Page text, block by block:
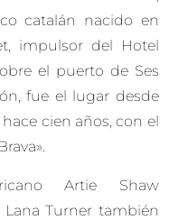
catalán nacido en
impulsor del Hotel
el puerto de Ses
fue el lugar desde
cien años, con el
Artie Shaw
Turner también